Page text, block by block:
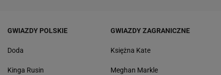
GWIAZDY POLSKIE
Doda
Kinga Rusin
GWIAZDY ZAGRANICZNE
Księżna Kate
Meghan Markle